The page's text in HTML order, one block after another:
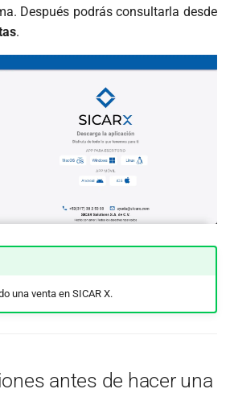
Después podrás consultarla desde
.
una venta en SICAR X.
antes de hacer una